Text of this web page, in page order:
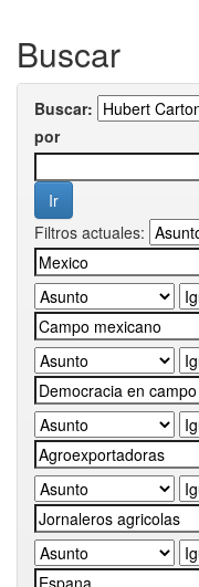
Buscar
Buscar:
por
Filtros actuales: